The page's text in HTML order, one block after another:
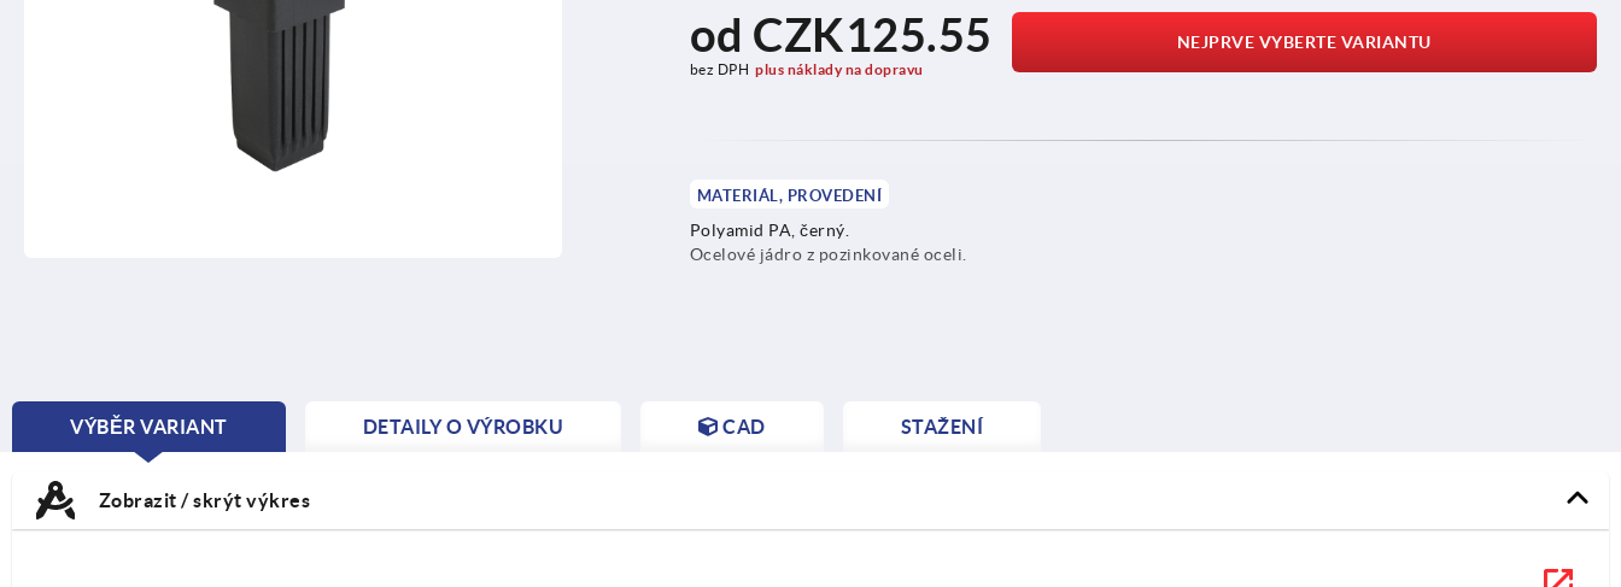
od CZK125.55
bez DPH plus náklady na dopravu
NEJPRVE VYBERTE VARIANTU
MATERIÁL, PROVEDENÍ
Polyamid PA, černý.
Ocelové jádro z pozinkované oceli.
VÝBĚR VARIANT
CURRENT
DETAILY O VÝROBKU CAD STAŽENÍ
Zobrazit / skrýt výkres